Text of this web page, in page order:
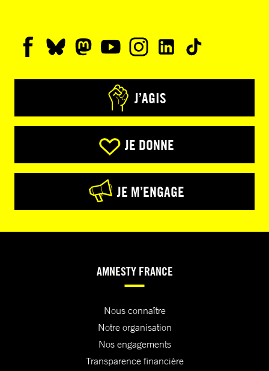
J’AGIS
JE DONNE
JE M’ENGAGE
AMNESTY FRANCE
Nous connaître
Notre organisation
Nos engagements
Transparence financière